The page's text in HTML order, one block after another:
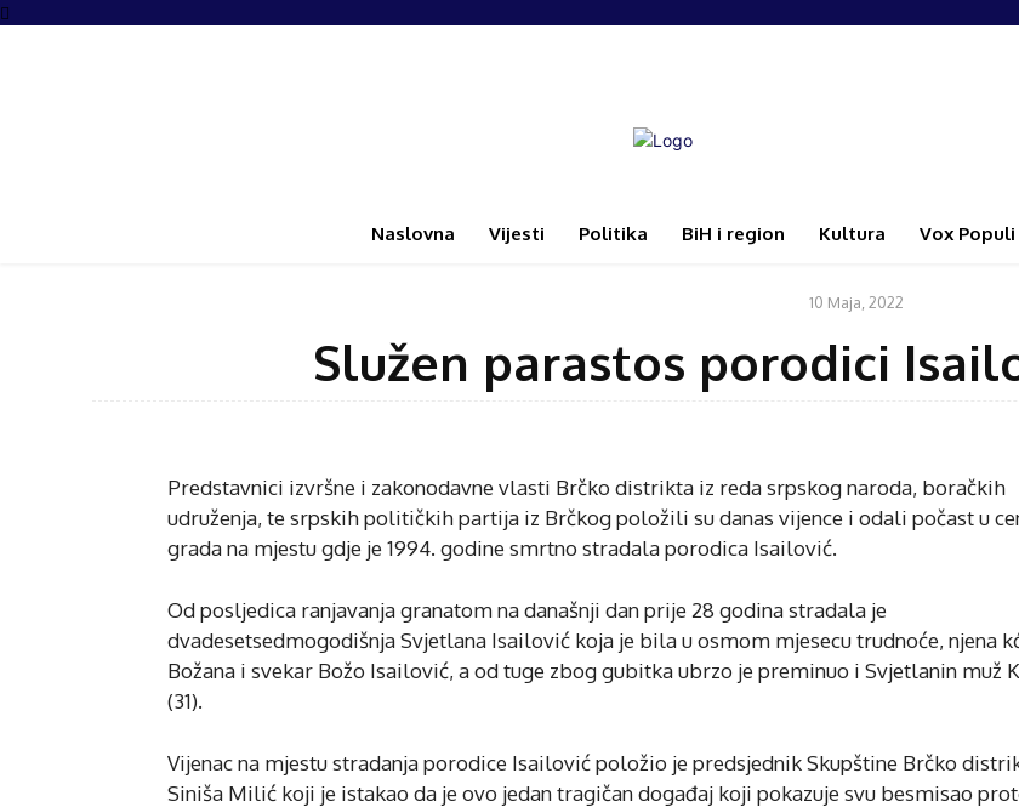
Naslovna Vijesti Politika BiH i region Kultura Vox Populi
10 Maja, 2022
Služen parastos porodici
Predstavnici izvršne i zakonodavne vlasti Brčko distrikta iz reda srpskog naroda, boračkih
udruženja, te srpskih političkih partija iz Brčkog položili su danas vijence i odali počast u
grada na mjestu gdje je 1994. godine smrtno stradala porodica Isailović.
Od posljedica ranjavanja granatom na današnji dan prije 28 godina stradala je
dvadesetsedmogodišnja Svjetlana Isailović koja je bila u osmom mjesecu trudnoće, njena
Božana i svekar Božo Isailović, a od tuge zbog gubitka ubrzo je preminuo i Svjetlanin muž
(31).
Vijenac na mjestu stradanja porodice Isailović položio je predsjednik Skupštine Brčko
Siniša Milić koji je istakao da je ovo jedan tragičan događaj koji pokazuje svu besmisao